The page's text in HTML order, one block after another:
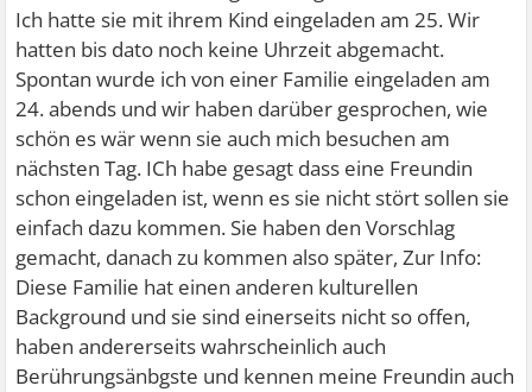
Ich hatte sie mit ihrem Kind eingeladen am 25. Wir
hatten bis dato noch keine Uhrzeit abgemacht.
Spontan wurde ich von einer Familie eingeladen am
24. abends und wir haben darüber gesprochen, wie
schön es wär wenn sie auch mich besuchen am
nächsten Tag. ICh habe gesagt dass eine Freundin
schon eingeladen ist, wenn es sie nicht stört sollen sie
einfach dazu kommen. Sie haben den Vorschlag
gemacht, danach zu kommen also später, Zur Info:
Diese Familie hat einen anderen kulturellen
Background und sie sind einerseits nicht so offen,
haben andererseits wahrscheinlich auch
Berührungsänbgste und kennen meine Freundin auch